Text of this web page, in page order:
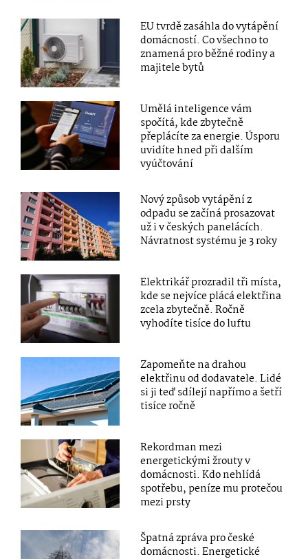
EU tvrdě zasáhla do vytápění
domácností. Co všechno to
znamená pro běžné rodiny a
majitele bytů
Umělá inteligence vám
spočítá, kde zbytečně
přeplácíte za energie. Úsporu
uvidíte hned při dalším
vyúčtování
Nový způsob vytápění z
odpadu se začíná prosazovat
už i v českých panelácích.
Návratnost systému je 3 roky
Elektrikář prozradil tři místa,
kde se nejvíce plácá elektřina
zcela zbytečně. Ročně
vyhodíte tisíce do luftu
Zapomeňte na drahou
elektřinu od dodavatele. Lidé
si ji teď sdílejí napřímo a šetří
tisíce ročně
Rekordman mezi
energetickými žrouty v
domácnosti. Kdo nehlídá
spotřebu, peníze mu protečou
mezi prsty
Špatná zpráva pro české
domácnosti. Energetické